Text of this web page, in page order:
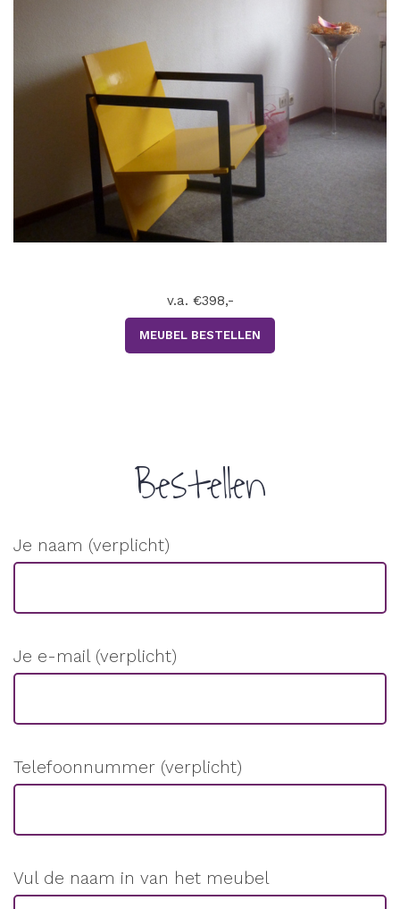
v.a. €398,-
MEUBEL BESTELLEN
Bestellen
Je naam (verplicht)
Je e-mail (verplicht)
Telefoonnummer (verplicht)
Vul de naam in van het meubel